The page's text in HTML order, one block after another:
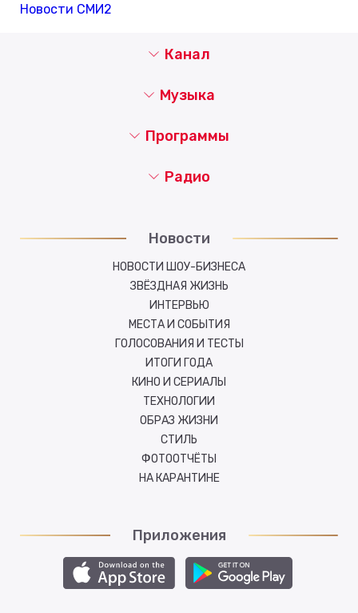
Новости СМИ2
Канал
Музыка
Новости
НОВОСТИ ШОУ-БИЗНЕСА
ЗВЁЗДНАЯ ЖИЗНЬ
ИНТЕРВЬЮ
МЕСТА И СОБЫТИЯ
ГОЛОСОВАНИЯ И ТЕСТЫ
ИТОГИ ГОДА
КИНО И СЕРИАЛЫ
ТЕХНОЛОГИИ
ОБРАЗ ЖИЗНИ
СТИЛЬ
ФОТООТЧЁТЫ
НА КАРАНТИНЕ
Программы
Радио
Приложения